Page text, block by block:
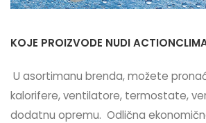
KOJE PROIZVODE NUDI
U asortimanu brenda, možete
kalorifere, ventilatore, termostate,
dodatnu opremu. Odlična